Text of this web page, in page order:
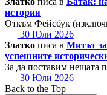
история
Откъм Фейсбук
30 Юли 2026
Златко писа в Митът
успешните
За да поставим нещата
30 Юли 2026
Back to the Top